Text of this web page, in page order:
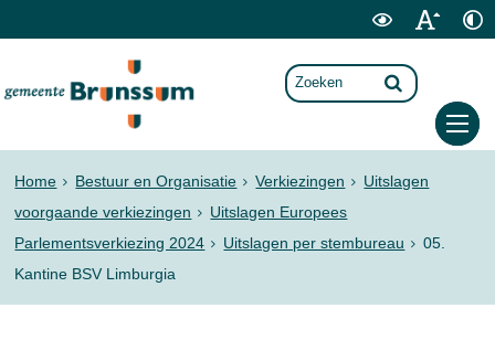
Home Bestuur en Organisatie Verkiezingen
Uitslagen
voorgaande verkiezingen
Uitslagen Europees
Parlementsverkiezing 2024
Uitslagen per stembureau
05.
Kantine BSV Limburgia